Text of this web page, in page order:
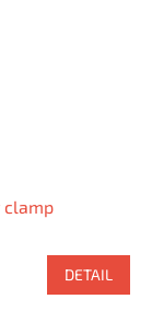
clamp
DETAIL